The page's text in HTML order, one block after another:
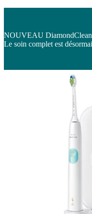
NOUVEAU DiamondClean
Le soin complet est